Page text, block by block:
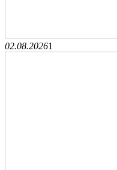
02.08.20261